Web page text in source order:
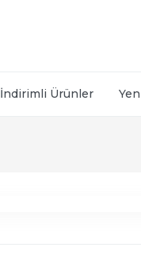
İndirimli Ürünler